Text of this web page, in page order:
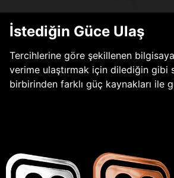
İstediğin Güce Ulaş
Tercihlerine göre şekillenen
verime ulaştırmak için dilediğin gibi
birbirinden farklı güç kaynakları ile